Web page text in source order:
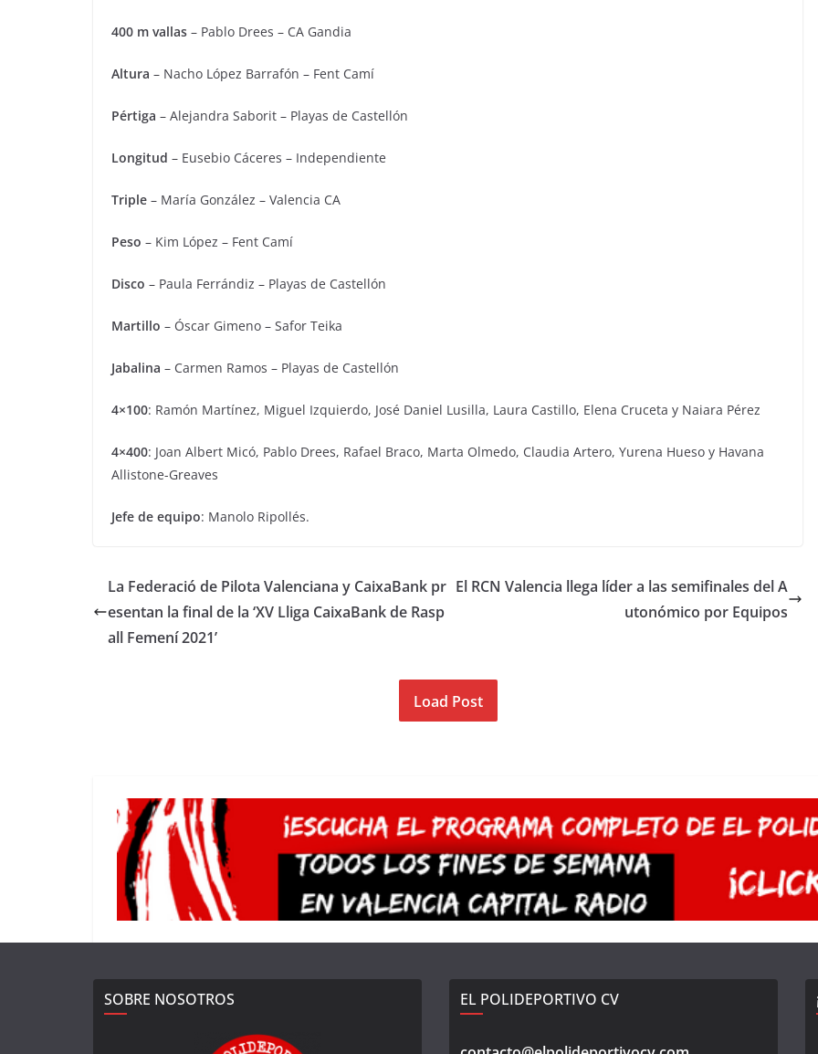
400 m vallas – Pablo Drees – CA Gandia
Altura – Nacho López Barrafón – Fent Camí
Pértiga – Alejandra Saborit – Playas de Castellón
Longitud – Eusebio Cáceres – Independiente
Triple – María González – Valencia CA
Peso – Kim López – Fent Camí
Disco – Paula Ferrándiz – Playas de Castellón
Martillo – Óscar Gimeno – Safor Teika
Jabalina – Carmen Ramos – Playas de Castellón
4×100: Ramón Martínez, Miguel Izquierdo, José Daniel Lusilla, Laura Castillo, Elena Cruceta y Naiara Pérez
4×400: Joan Albert Micó, Pablo Drees, Rafael Braco, Marta Olmedo, Claudia Artero, Yurena Hueso y Havana
Allistone-Greaves
Jefe de equipo: Manolo Ripollés.
La Federació de Pilota Valenciana y CaixaBank pr
esentan la final de la ‘XV Lliga CaixaBank de Rasp
all Femení 2021’
El RCN Valencia llega líder a las semifinales del A
utonómico por Equipos
Load Post
SOBRE NOSOTROS EL POLIDEPORTIVO CV